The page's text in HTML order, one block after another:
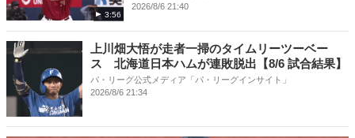
3:56
2026/8/6 21:40
上川畑大悟が走者一掃のタイムリーツーベー
ス 北海道日本ハムが連敗脱出【8/6 試合結果】
パ・リーグ公式メディア「パ・リーグインサイト」
2026/8/6 21:34